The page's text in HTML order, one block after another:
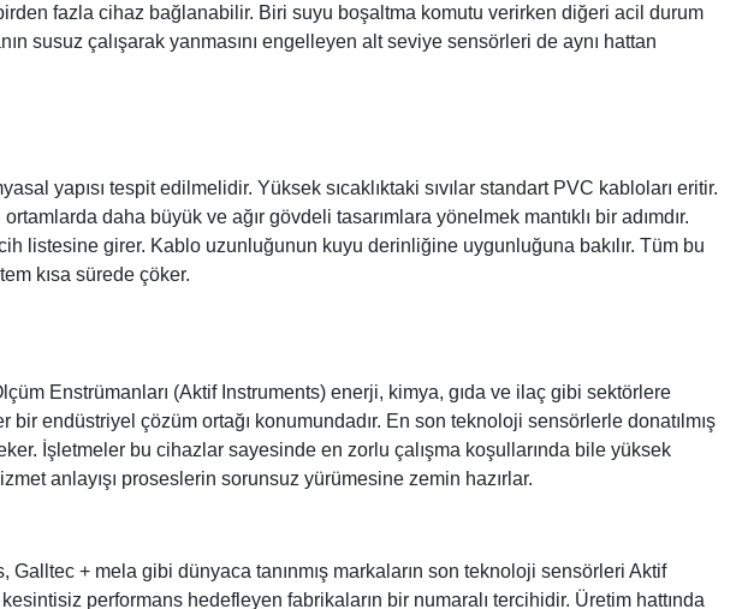
fazla cihaz bağlanabilir. Biri suyu boşaltma komutu verirken diğeri acil durum
susuz çalışarak yanmasını engelleyen alt seviye sensörleri de aynı hattan
yapısı tespit edilmelidir. Yüksek sıcaklıktaki sıvılar standart PVC kabloları eritir.
daha büyük ve ağır gövdeli tasarımlara yönelmek mantıklı bir adımdır.
listesine girer. Kablo uzunluğunun kuyu derinliğine uygunluğuna bakılır. Tüm bu
kısa sürede çöker.
Enstrümanları (Aktif Instruments) enerji, kimya, gıda ve ilaç gibi sektörlere
bir endüstriyel çözüm ortağı konumundadır. En son teknoloji sensörlerle donatılmış
İşletmeler bu cihazlar sayesinde en zorlu çalışma koşullarında bile yüksek
anlayışı proseslerin sorunsuz yürümesine zemin hazırlar.
+ mela gibi dünyaca tanınmış markaların son teknoloji sensörleri Aktif
performans hedefleyen fabrikaların bir numaralı tercihidir. Üretim hattında